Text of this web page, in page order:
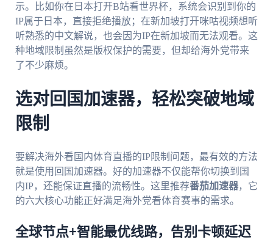
示。比如你在日本打开B站看世界杯，系统会识别到你的
IP属于日本，直接拒绝播放；在新加坡打开咪咕视频想听
听熟悉的中文解说，也会因为IP在新加坡而无法观看。这
种地域限制虽然是版权保护的需要，但却给海外党带来
了不少麻烦。
选对回国加速器，轻松突破地域
限制
要解决海外看国内体育直播的IP限制问题，最有效的方法
就是使用回国加速器。好的加速器不仅能帮你切换到国
内IP，还能保证直播的流畅性。这里推荐番茄加速器，它
的六大核心功能正好满足海外党看体育赛事的需求。
全球节点+智能最优线路，告别卡顿延迟